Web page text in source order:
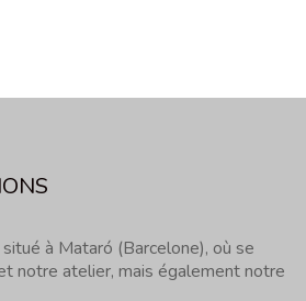
à Mataró (Barcelone), où se
notre atelier, mais également notre